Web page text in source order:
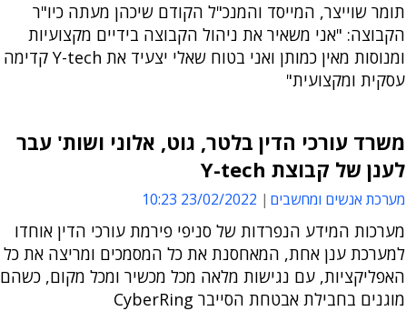
תומר שוייצר, המייסד והמנכ"ל הקודם שיכהן מעתה כיו"ר
הקבוצה: "אני משאיר את ניהול הקבוצה בידיים מקצועיות
ומנוסות מאין כמותן ואני בטוח שאלי יצעיד את Y-tech קדימה
עסקית ומקצועית"
משרד עורכי הדין בלטר, גוט, אלוני ושות' עבר
לענן של קבוצת Y-tech
מערכת אנשים ומחשבים 23/02/2022 10:23
מערכות המידע הנפרדות של סניפי פירמת עורכי הדין אוחדו
למערכת ענן אחת, המאחסנת את כל המסמכים ומריצה את כל
האפליקציות, עם נגישות מלאה מכל מכשיר ומכל מקום, כשהם
מוגנים בחבילת אבטחת הסייבר CyberRing